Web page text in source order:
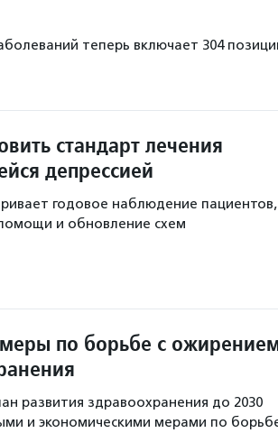
теперь включает 304
стандарт лечения
депрессией
годовое наблюдение пациентов,
и обновление схем
по борьбе с
развития здравоохранения до 2030
и экономическими мерами по